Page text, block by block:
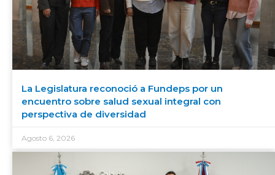
La Legislatura reconoció a Fundeps por un
encuentro sobre salud sexual integral con
perspectiva de diversidad
Agosto 6, 2026